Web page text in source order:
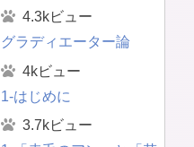
4.3kビュー
グラディエーター論
4kビュー
1-はじめに
3.7kビュー